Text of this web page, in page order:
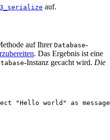
auf.
auf IhrerDatabase-
. Das Ergebnis ist eine
-Instanz gecacht wird. Die
"Hello world" as